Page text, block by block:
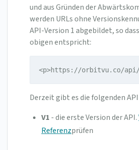
und aus Gründen der
werden URLs ohne
API-Version 1 abgebildet, so
obigen entspricht:
<p>https://orbitvu.co/api/
Derzeit gibt es die folgenden
V1 - die erste Version der API.
Referenzprüfen